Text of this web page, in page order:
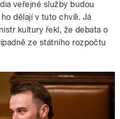
veřejné služby budou
dělají v tuto chvíli. Já
kultury řekl, že debata o
ze státního rozpočtu